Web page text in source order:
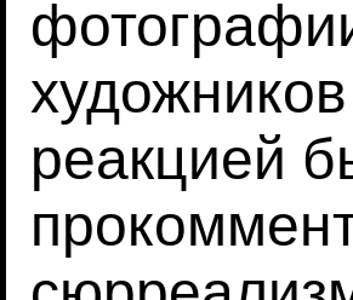
реакцией